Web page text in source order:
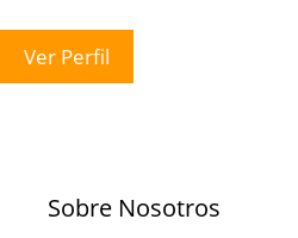
Ver Perfil
Sobre Nosotros